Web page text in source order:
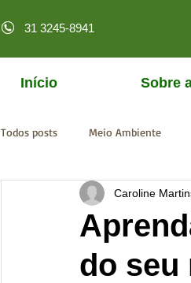
31 3245-8941
Início Sobre
Todos posts Meio Ambiente
licenciamento online MPF
do seu
Caroline